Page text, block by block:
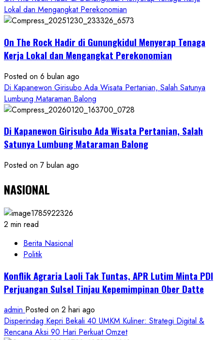
Lokal dan Mengangkat Perekonomian
On The Rock Hadir di Gunungkidul Menyerap Tenaga
Kerja Lokal dan Mengangkat Perekonomian
Posted on 6 bulan ago
Di Kapanewon Girisubo Ada Wisata Pertanian, Salah Satunya
Lumbung Mataraman Balong
Di Kapanewon Girisubo Ada Wisata Pertanian, Salah
Satunya Lumbung Mataraman Balong
Posted on 7 bulan ago
NASIONAL
2 min read
Berita Nasional
Politik
Konflik Agraria Laoli Tak Tuntas, APR Lutim Minta PDI
Perjuangan Sulsel Tinjau Kepemimpinan Ober Datte
admin Posted on 2 hari ago
Disperindag Kepri Bekali 40 UMKM Kuliner: Strategi Digital &
Rencana Aksi 90 Hari Perkuat Omzet